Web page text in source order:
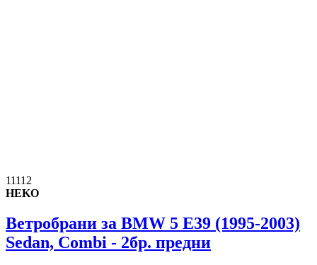
11112
HEKO
Ветробрани за BMW 5 E39 (1995-2003)
Sedan, Combi - 2бр. предни